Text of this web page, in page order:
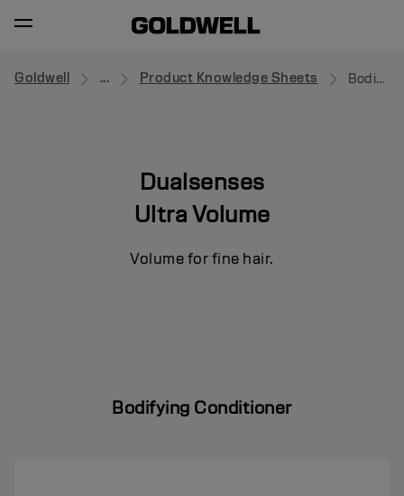
Goldwell ... Product Knowledge Sheets Bodifying Conditioner
Dualsenses
Ultra Volume
Volume for fine hair.
Bodifying Conditioner